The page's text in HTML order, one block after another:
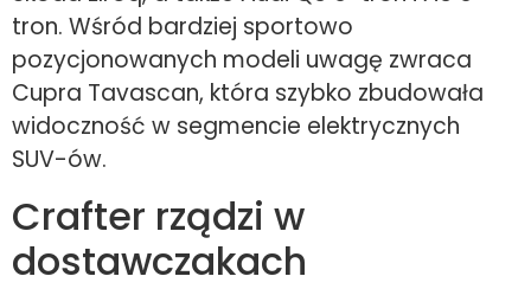
tron. Wśród bardziej sportowo
pozycjonowanych modeli uwagę zwraca
Cupra Tavascan, która szybko zbudowała
widoczność w segmencie elektrycznych
SUV-ów.
Crafter rządzi w
dostawczakach